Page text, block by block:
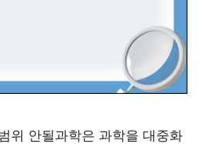
위 안될과학은 과학을 대중화